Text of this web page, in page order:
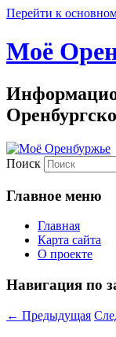
Перейти к
Моё
Поиск
Главное меню
Главная
Карта сайта
О проекте
Навигация по
← Предыдущая